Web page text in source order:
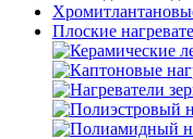
Плоские